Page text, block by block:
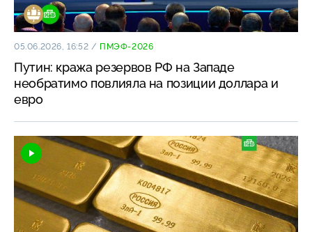
05.06.2026, 16:52 / ПМЭФ-2026
Путин: кража резервов РФ на Западе
необратимо повлияла на позиции доллара и
евро